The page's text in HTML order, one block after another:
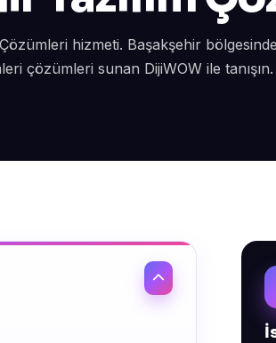
hizmeti. Başakşehir
çözümleri sunan DijiWOW ile tanışın.